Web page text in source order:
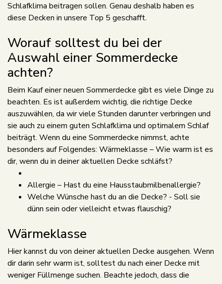
Schlafklima beitragen sollen. Genau deshalb haben es
diese Decken in unsere Top 5 geschafft.
Worauf solltest du bei der
Auswahl einer Sommerdecke
achten?
Beim Kauf einer neuen Sommerdecke gibt es viele Dinge zu
beachten. Es ist außerdem wichtig, die richtige Decke
auszuwählen, da wir viele Stunden darunter verbringen und
sie auch zu einem guten Schlafklima und optimalem Schlaf
beiträgt. Wenn du eine Sommerdecke nimmst, achte
besonders auf Folgendes: Wärmeklasse – Wie warm ist es
dir, wenn du in deiner aktuellen Decke schläfst?
Allergie – Hast du eine Hausstaubmilbenallergie?
Welche Wünsche hast du an die Decke? - Soll sie
dünn sein oder vielleicht etwas flauschig?
Wärmeklasse
Hier kannst du von deiner aktuellen Decke ausgehen. Wenn
dir darin sehr warm ist, solltest du nach einer Decke mit
weniger Füllmenge suchen. Beachte jedoch, dass die